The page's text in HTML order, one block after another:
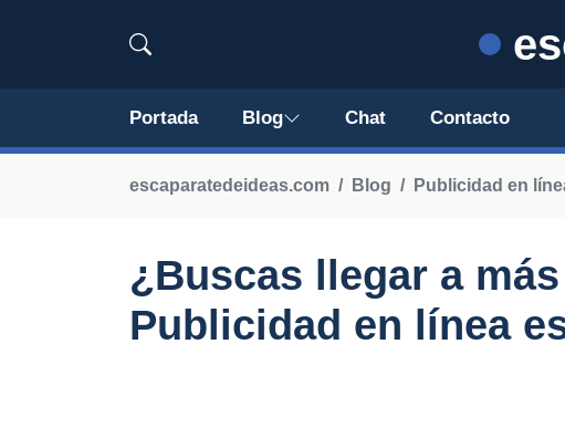
Portada Blog Chat Contacto
escaparatedeideas.com Blog Publicidad en
¿Buscas llegar a
Publicidad en línea